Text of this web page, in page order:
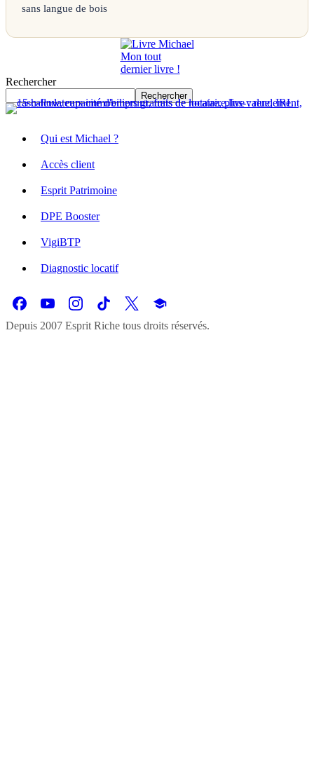
sans langue de bois
Mon tout
dernier livre !
Rechercher
Rechercher
Qui est Michael ?
Accès client
Esprit Patrimoine
DPE Booster
VigiBTP
Diagnostic locatif
Depuis 2007 Esprit Riche tous droits réservés.